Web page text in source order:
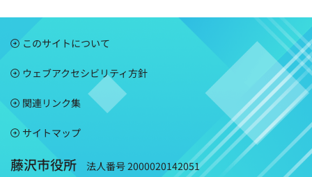
このサイトについて
ウェブアクセシビリティ方針
関連リンク集
サイトマップ
藤沢市役所
法人番号 2000020142051